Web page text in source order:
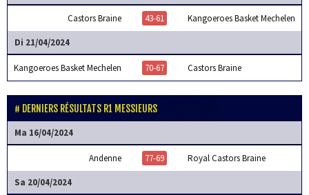
Castors Braine 43-61 Kangoeroes Basket Mechelen
Di 21/04/2024
Kangoeroes Basket Mechelen 70-67 Castors Braine
DERNIERS RÉSULTATS R1 MESSIEURS
Ma 16/04/2024
Andenne 77-69 Royal Castors Braine
Sa 20/04/2024